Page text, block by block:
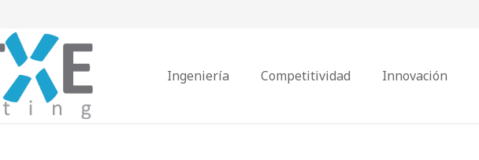
Ingeniería Competitividad Innovación